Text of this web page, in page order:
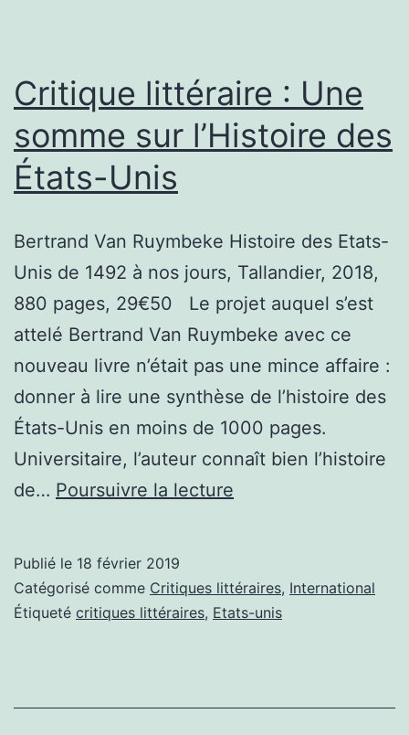
Critique littéraire : Une
somme sur l’Histoire des
États-Unis
Bertrand Van Ruymbeke Histoire des Etats-
Unis de 1492 à nos jours, Tallandier, 2018,
880 pages, 29€50 Le projet auquel s’est
attelé Bertrand Van Ruymbeke avec ce
nouveau livre n’était pas une mince affaire :
donner à lire une synthèse de l’histoire des
États-Unis en moins de 1000 pages.
Universitaire, l’auteur connaît bien l’histoire
de… Poursuivre la lecture
Une
somme
des
Publié le 18 février 2019
Catégorisé comme Critiques littéraires, International
Étiqueté critiques littéraires, Etats-unis